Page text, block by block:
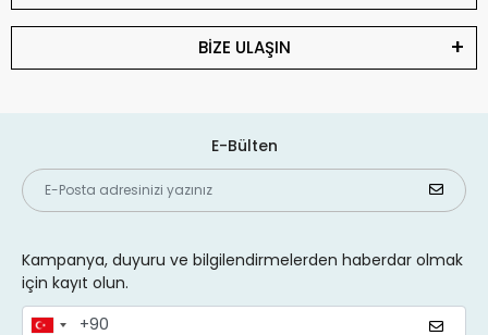
BİZE ULAŞIN
E-Bülten
Kampanya, duyuru ve bilgilendirmelerden haberdar olmak
için kayıt olun.